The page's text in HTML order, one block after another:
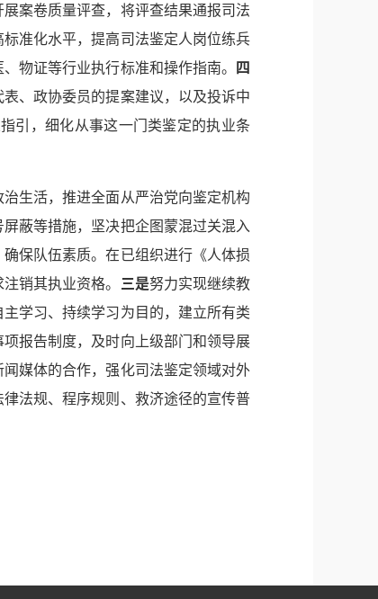
案卷质量评查，将评查结果通报司法
准化水平，提高司法鉴定人岗位练兵
物证等行业执行标准和操作指南。 四
、政协委员的提案建议，以及投诉中
引，细化从事这一门类鉴定的执业条
生活，推进全面从严治党向鉴定机构
蔽等措施，坚决把企图蒙混过关混入
保队伍素质。在已组织进行《人体损
销其执业资格。 三是努力实现继续教
学习、持续学习为目的，建立所有类
报告制度，及时向上级部门和领导展
媒体的合作，强化司法鉴定领域对外
法规、程序规则、救济途径的宣传普